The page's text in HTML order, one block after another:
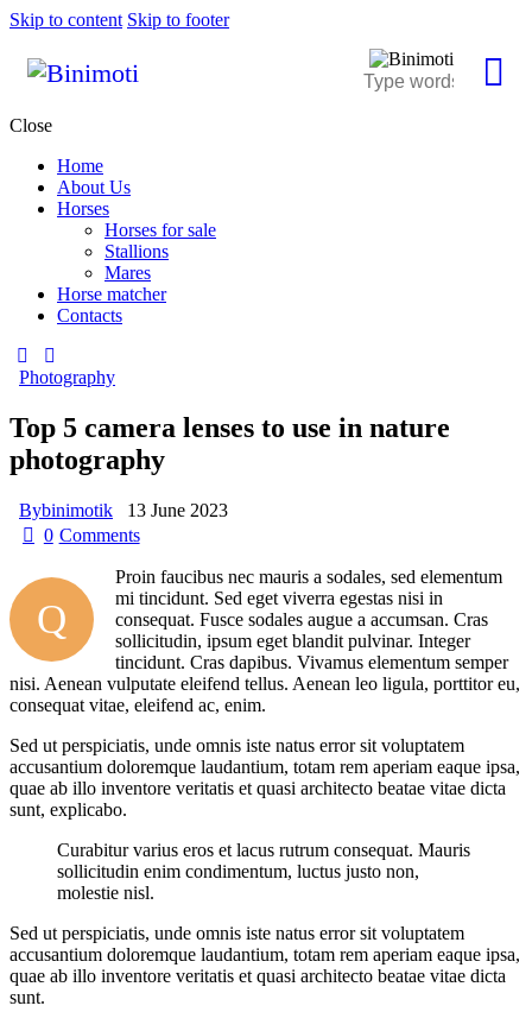
Skip to content Skip to footer
Close
Home
About Us
Horses
Horses for sale
Stallions
Mares
Horse matcher
Contacts
Photography
Top 5 camera lenses to use in nature
photography
Bybinimotik
13 June 2023
0 Comments
Q
Proin faucibus nec mauris a sodales, sed elementum
mi tincidunt. Sed eget viverra egestas nisi in
consequat. Fusce sodales augue a accumsan. Cras
sollicitudin, ipsum eget blandit pulvinar. Integer
tincidunt. Cras dapibus. Vivamus elementum semper
nisi. Aenean vulputate eleifend tellus. Aenean leo ligula, porttitor eu,
consequat vitae, eleifend ac, enim.
Sed ut perspiciatis, unde omnis iste natus error sit voluptatem
accusantium doloremque laudantium, totam rem aperiam eaque ipsa,
quae ab illo inventore veritatis et quasi architecto beatae vitae dicta
sunt, explicabo.
Curabitur varius eros et lacus rutrum consequat. Mauris
sollicitudin enim condimentum, luctus justo non,
molestie nisl.
Sed ut perspiciatis, unde omnis iste natus error sit voluptatem
accusantium doloremque laudantium, totam rem aperiam eaque ipsa,
quae ab illo inventore veritatis et quasi architecto beatae vitae dicta
sunt.